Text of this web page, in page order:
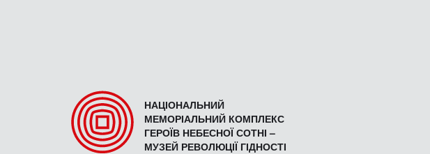
НАЦІОНАЛЬНИЙ
МЕМОРІАЛЬНИЙ КОМПЛЕКС
ГЕРОЇВ НЕБЕСНОЇ СОТНІ –
МУЗЕЙ РЕВОЛЮЦІЇ ГІДНОСТІ